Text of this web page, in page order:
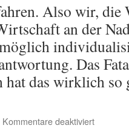
Also wir, die
an der
Das
hat das wirklich
Kommentare deaktiviertfür